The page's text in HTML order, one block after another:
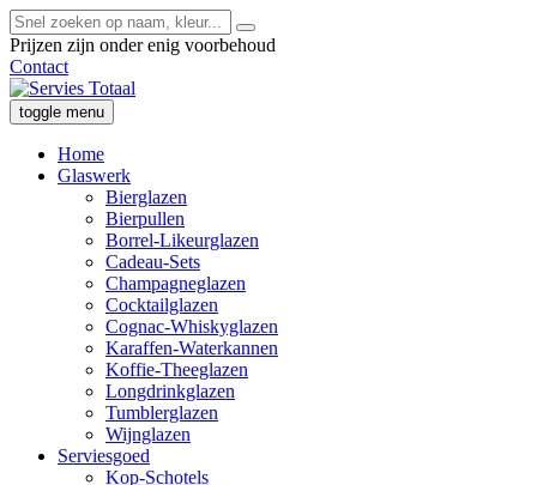
Prijzen zijn onder enig voorbehoud
Contact
toggle menu
Home
Glaswerk
Bierglazen
Bierpullen
Borrel-Likeurglazen
Cadeau-Sets
Champagneglazen
Cocktailglazen
Cognac-Whiskyglazen
Karaffen-Waterkannen
Koffie-Theeglazen
Longdrinkglazen
Tumblerglazen
Wijnglazen
Serviesgoed
Kop-Schotels